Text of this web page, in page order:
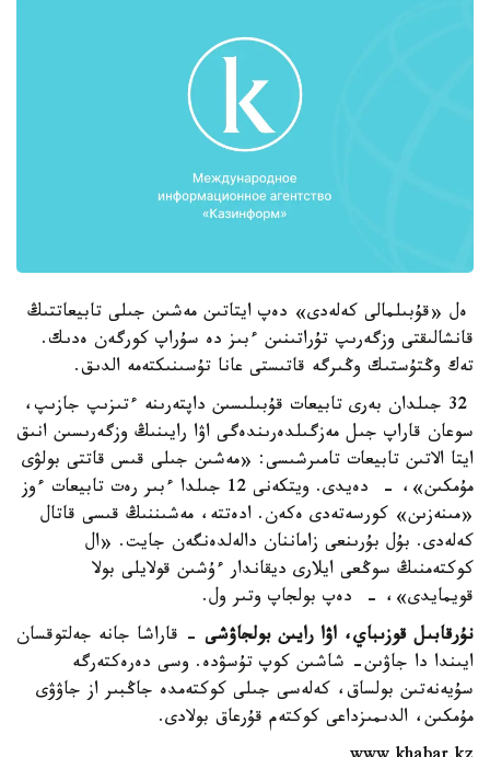
ەل «قۇبىلمالى كەلەدى» دەپ ايتاتىن مەشىن جىلى تابيعاتتىڭ
قانشالىقتى وزگەرىپ تۇراتىنىن ءبىز دە سۇراپ كورگەن ەدىك.
تەك وڭتۇستىك وڭىرگە قاتىستى عانا تۇسىنىكتەمە الدىق.
32 جىلدان بەرى تابيعات قۇبىلىسىن داپتەرىنە ءتىزىپ جازىپ،
سوعان قاراپ جىل مەزگىلدەرىندەگى اۋا رايىنىڭ وزگەرىسىن انىق
ايتا الاتىن تابيعات تامىرشىسى: «مەشىن جىلى قىس قاتتى بولۋى
مۇمكىن»، - دەيدى. ويتكەنى 12 جىلدا ءبىر رەت تابيعات ءوز
«مىنەزىن» كورسەتەدى ەكەن. ادەتتە، مەشىننىڭ قىسى قاتال
كەلەدى. بۇل بۇرىنعى زاماننان دالەلدەنگەن جايت. «ال
كوكتەمنىڭ سوڭعى ايلارى ديقاندار ءۇشىن قولايلى بولا
قويمايدى»، - دەپ بولجاپ وتىر ول.
نۇرقابىل قوزىباي، اۋا رايىن بولجاۋشى - قاراشا جانە جەلتوقسان
ايىندا دا جاۋىن- شاشىن كوپ تۇسۋدە. وسى دەرەكتەرگە
سۇيەنەتىن بولساق، كەلەسى جىلى كوكتەمدە جاڭبىر از جاۋۋى
مۇمكىن، الدىمىزداعى كوكتەم قۇرعاق بولادى.